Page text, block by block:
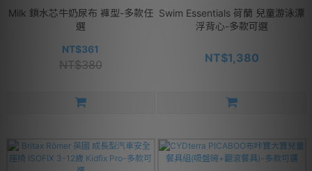
Milk 鎖水芯牛奶尿布 褲型-多款任
選
NT$361
NT$380
Swim Essentials 荷蘭 兒童游泳漂
浮背心-多款可選
NT$1,380